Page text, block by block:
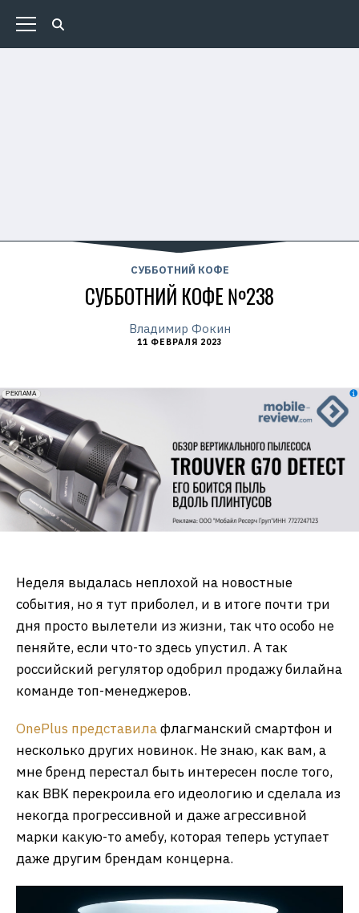
СУББОТНИЙ КОФЕ
СУББОТНИЙ КОФЕ №238
Владимир Фокин
11 ФЕВРАЛЯ 2023
erid: 2VfnxxmNzs5
РЕКЛАМА
Неделя выдалась неплохой на новостные
события, но я тут приболел, и в итоге почти три
дня просто вылетели из жизни, так что особо не
пеняйте, если что-то здесь упустил. А так
российский регулятор одобрил продажу билайна
команде топ-менеджеров.
OnePlus представилафлагманский смартфон и
несколько других новинок. Не знаю, как вам, а
мне бренд перестал быть интересен после того,
как BBK перекроила его идеологию и сделала из
некогда прогрессивной и даже агрессивной
марки какую-то амебу, которая теперь уступает
даже другим брендам концерна.